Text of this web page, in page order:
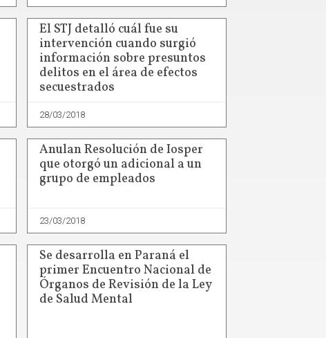
El STJ detalló cuál fue su
intervención cuando surgió
información sobre presuntos
delitos en el área de efectos
secuestrados
28/03/2018
Anulan Resolución de Iosper
que otorgó un adicional a un
grupo de empleados
23/03/2018
Se desarrolla en Paraná el
primer Encuentro Nacional de
Órganos de Revisión de la Ley
de Salud Mental